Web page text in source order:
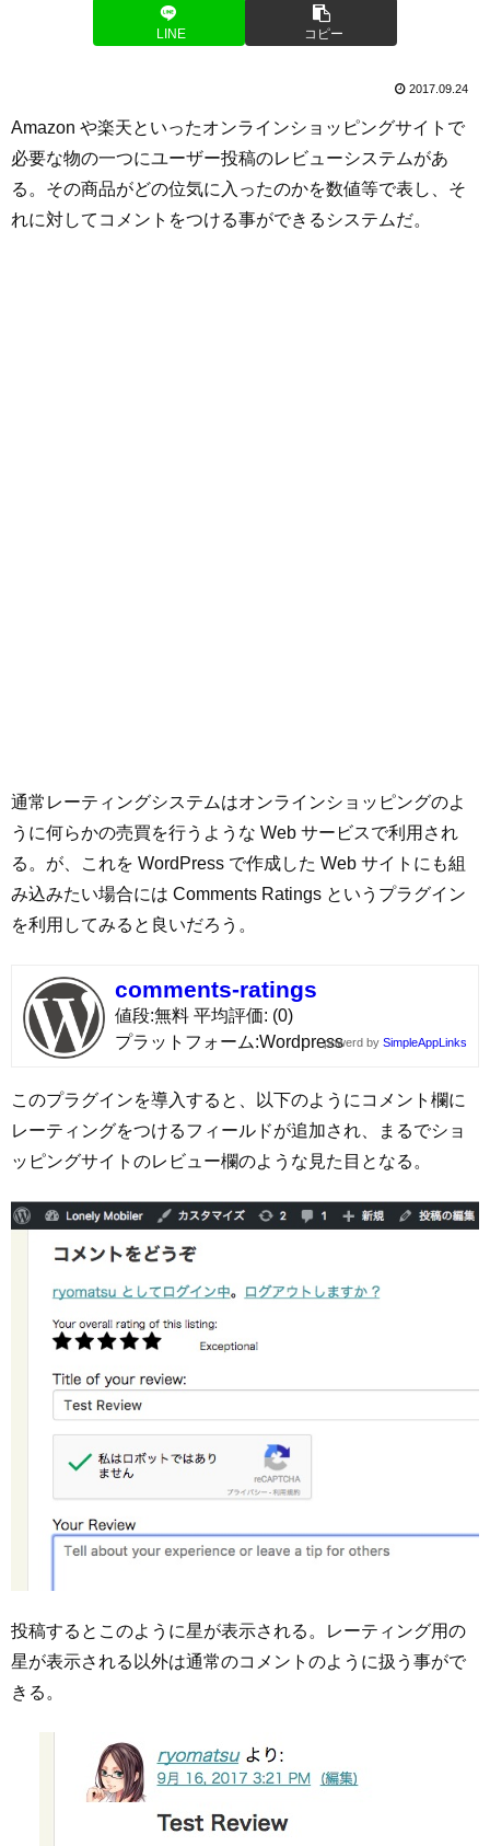
LINE コピー
2017.09.24
Amazon や楽天といったオンラインショッピングサイトで
必要な物の一つにユーザー投稿のレビューシステムがあ
る。その商品がどの位気に入ったのかを数値等で表し、そ
れに対してコメントをつける事ができるシステムだ。
通常レーティングシステムはオンラインショッピングのよ
うに何らかの売買を行うような Web サービスで利用され
る。が、これを WordPress で作成した Web サイトにも組
み込みたい場合には Comments Ratings というプラグイン
を利用してみると良いだろう。
comments-ratings
値段 無料 平均評価 (0)
プラットフォーム Wordpresspowerd by SimpleAppLinks
このプラグインを導入すると、以下のようにコメント欄に
レーティングをつけるフィールドが追加され、まるでショ
ッピングサイトのレビュー欄のような見た目となる。
投稿するとこのように星が表示される。レーティング用の
星が表示される以外は通常のコメントのように扱う事がで
きる。